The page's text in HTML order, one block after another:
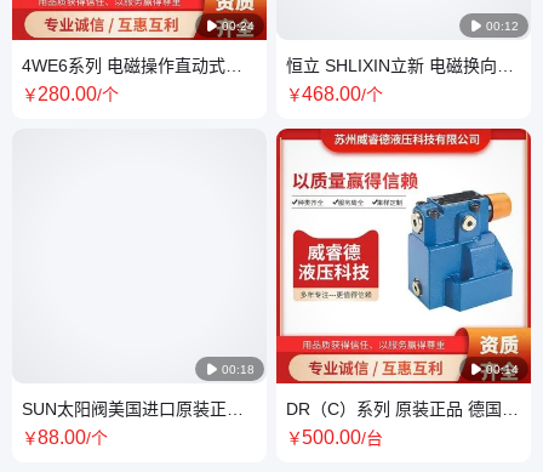
 00:24
4WE6系列 电磁操作直动式方
向阀块 德国Rexroth力士乐 电
￥280.00/个
 00:18
SUN太阳阀美国进口原装正品
授权经销液压阀液压阀芯溢流
￥88.00/个
 00:12
恒立 SHLIXIN立新 电磁换向阀
4WE10D-L6X/EG24NZ5L电磁
￥468.00/个
 00:14
DR（C）系列 原装正品 德国
Rexroth力士乐 先导式减压阀
￥500.00/台